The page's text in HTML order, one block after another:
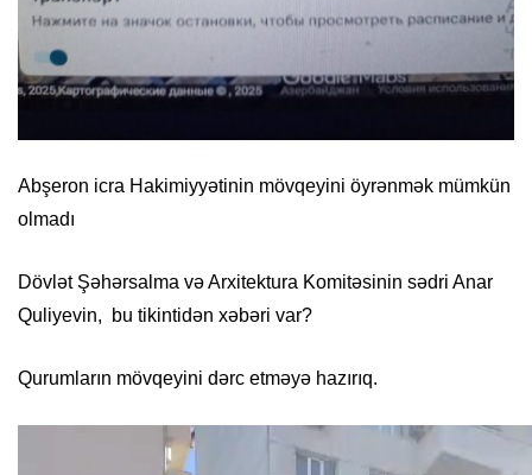
Abşeron icra Hakimiyyətinin mövqeyini öyrənmək mümkün
olmadı
Dövlət Şəhərsalma və Arxitektura Komitəsinin sədri Anar
Quliyevin, bu tikintidən xəbəri var?
Qurumların mövqeyini dərc etməyə hazırıq.